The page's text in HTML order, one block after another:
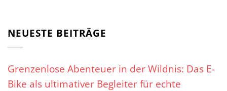
NEUESTE BEITRÄGE
Grenzenlose Abenteuer in der Wildnis: Das E-
Bike als ultimativer Begleiter für echte